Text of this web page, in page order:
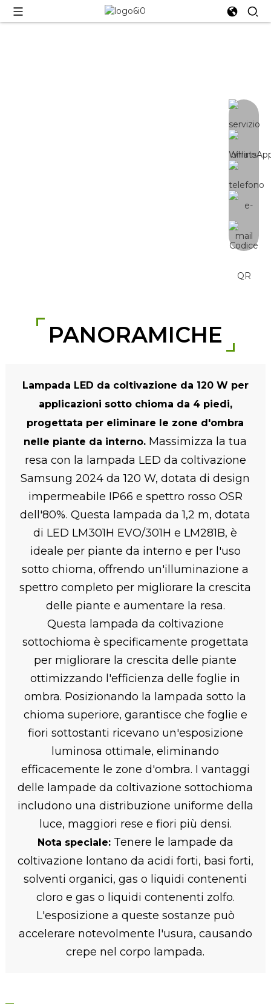
Lampada LED da coltivazione sotto
PANORAMICHE
Lampada LED da coltivazione da 120 W per
applicazioni sotto chioma da 4 piedi,
progettata per eliminare le zone d'ombra
nelle piante da interno. Massimizza la tua
resa con la lampada LED da coltivazione
Samsung 2024 da 120 W, dotata di design
impermeabile IP66 e spettro rosso OSR
dell'80%. Questa lampada da 1,2 m, dotata
di LED LM301H EVO/301H e LM281B, è
ideale per piante da interno e per l'uso
sotto chioma, offrendo un'illuminazione a
spettro completo per migliorare la crescita
delle piante e aumentare la resa.
Questa lampada da coltivazione
sottochioma è specificamente progettata
per migliorare la crescita delle piante
ottimizzando l'efficienza delle foglie in
ombra. Posizionando la lampada sotto la
chioma superiore, garantisce che foglie e
fiori sottostanti ricevano un'esposizione
luminosa ottimale, eliminando
efficacemente le zone d'ombra. I vantaggi
delle lampade da coltivazione sottochioma
includono una distribuzione uniforme della
luce, maggiori rese e fiori più densi.
Nota speciale:Tenere le lampade da
coltivazione lontano da acidi forti, basi forti,
solventi organici, gas o liquidi contenenti
cloro e gas o liquidi contenenti zolfo.
L'esposizione a queste sostanze può
accelerare notevolmente l'usura, causando
crepe nel corpo lampada.